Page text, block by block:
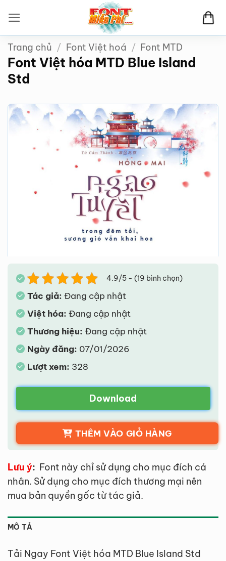
qua
nội
dung
Trang chủ / Font Việt hoá / Font MTD
Font Việt hóa MTD Blue Island
Std
4.9/5 - (19 bình chọn)
Tác giả: Đang cập nhật
Việt hóa: Đang cập nhật
Thương hiệu: Đang cập nhật
Ngày đăng: 07/01/2026
Lượt xem: 328
Download
THÊM VÀO GIỎ HÀNG
Lưu ý: Font này chỉ sử dụng cho mục đích cá
nhân. Sử dụng cho mục đích thương mại nên
mua bản quyền gốc từ tác giả.
MÔ TẢ
Tải Ngay Font Việt hóa MTD Blue Island Std